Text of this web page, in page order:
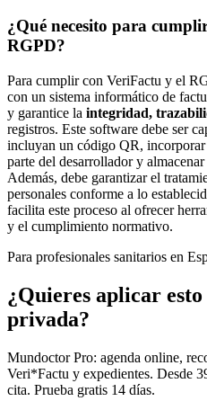
¿Qué necesito para
RGPD?
Para cumplir con VeriFactu y el
con un sistema informático de
y garantice la integridad,
registros. Este software debe ser
incluyan un código QR,
parte del desarrollador y
Además, debe garantizar el
personales conforme a lo
facilita este proceso al ofrecer
y el cumplimiento normativo.
Para profesionales sanitarios en
¿Quieres aplicar
privada?
Mundoctor Pro: agenda online,
Veri*Factu y expedientes. Desde
cita. Prueba gratis 14 días.